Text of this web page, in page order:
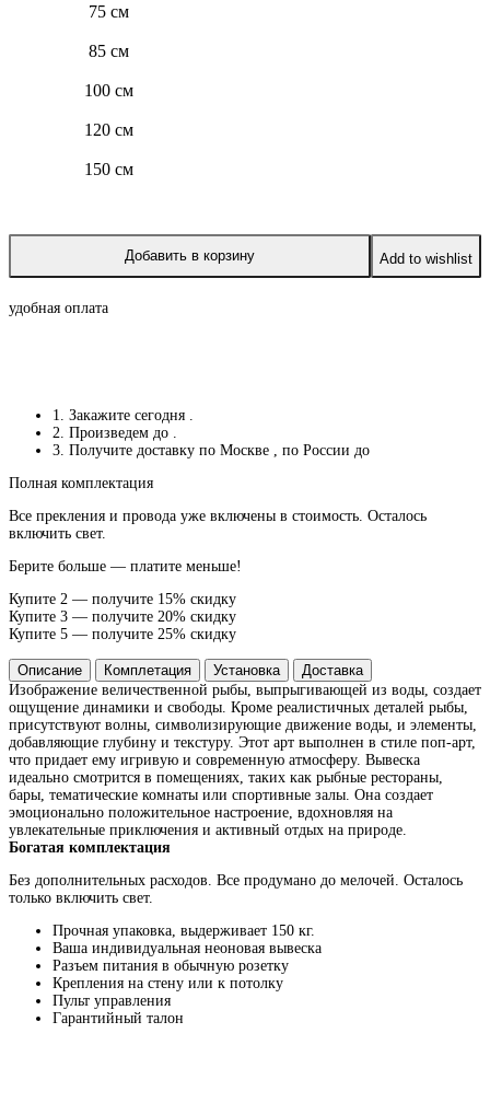
75 см
85 см
100 см
120 см
150 см
Добавить в корзину Add to wishlist
удобная оплата
1. Закажите сегодня
2. Произведем до
3. Получите доставку по Москве
, по России до
Полная комплектация
Все прекления и провода уже включены в стоимость. Осталось
включить свет.
Берите больше — платите меньше!
Купите 2 — получите 15% скидку
Купите 3 — получите 20% скидку
Купите 5 — получите 25% скидку
Описание Комплетация Установка
Доставка
Изображение величественной рыбы, выпрыгивающей из воды, создает
ощущение динамики и свободы. Кроме реалистичных деталей рыбы,
присутствуют волны, символизирующие движение воды, и элементы,
добавляющие глубину и текстуру. Этот арт выполнен в стиле поп-арт,
что придает ему игривую и современную атмосферу. Вывеска
идеально смотрится в помещениях, таких как рыбные рестораны,
бары, тематические комнаты или спортивные залы. Она создает
эмоционально положительное настроение, вдохновляя на
увлекательные приключения и активный отдых на природе.
Богатая комплектация
Без дополнительных расходов. Все продумано до мелочей. Осталось
только включить свет.
Прочная упаковка, выдерживает 150 кг.
Ваша индивидуальная неоновая вывеска
Разъем питания в обычную розетку
Крепления на стену или к потолку
Пульт управления
Гарантийный талон